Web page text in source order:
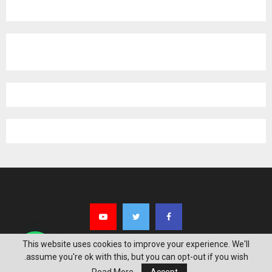
This website uses cookies to improve your experience. We'll
assume you're ok with this, but you can opt-out if you wish.